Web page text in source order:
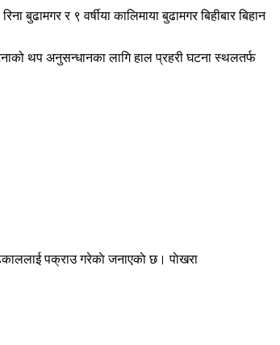
बुढामगर र ९ वर्षीया कालिमाया बुढामगर बिहीबार बिहान
थप अनुसन्धानका लागि हाल प्रहरी घटना स्थलतर्फ
पक्राउ गरेकाे जनाएकाे छ। पाेखरा